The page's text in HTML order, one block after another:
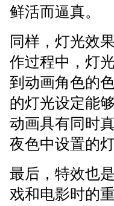
鲜活而逼真。
同样，灯光效
作过程中，灯
到动画角色的
的灯光设定能
动画具有同时
夜色中设置的
最后，特效也
戏和电影时的